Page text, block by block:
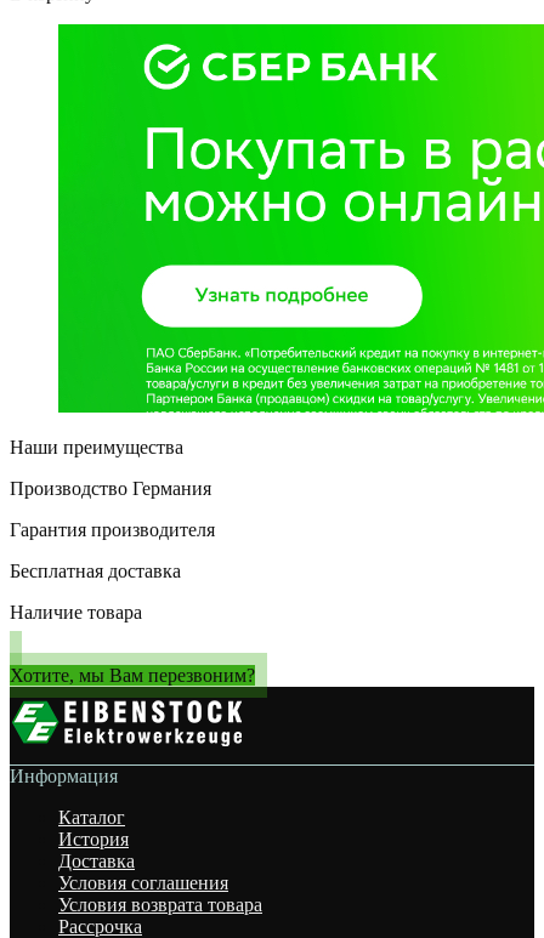
Наши преимущества
Производство Германия
Гарантия производителя
Бесплатная доставка
Наличие товара
Хотите, мы Вам перезвоним?
Информация
Каталог
История
Доставка
Условия соглашения
Условия возврата товара
Рассрочка